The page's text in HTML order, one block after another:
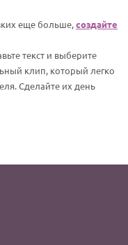
еще больше,создайте
текст и выберите
клип, который легко
Сделайте их день